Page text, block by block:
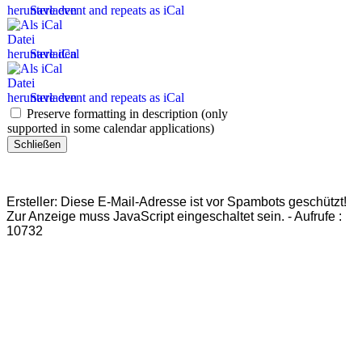
Save event and repeats as iCal
Save iCal
Save event and repeats as iCal
Preserve formatting in description (only
supported in some calendar applications)
Schließen
Ersteller: Diese E-Mail-Adresse ist vor Spambots geschützt!
Zur Anzeige muss JavaScript eingeschaltet sein. -Aufrufe :
10732